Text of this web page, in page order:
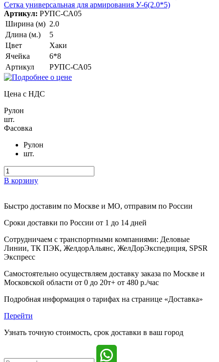
Сетка универсальная для армирования У-6(2.0*5)
Артикул: РУПС-СА05
Ширина (м) 2.0
Длина (м.)
5
Цвет
Хаки
Ячейка
6*8
Артикул
РУПС-СА05
Цена с НДС
Рулон
шт.
Фасовка
Рулон
шт.
В корзину
Быстро доставим по Москве и МО, отправим по России
Сроки доставки по России от 1 до 14 дней
Сотрудничаем с транспортными компаниями: Деловые
Линии, ТК ПЭК, ЖелдорАльянс, ЖелДорЭкспедиция, SPSR
Экспресс
Самостоятельно осуществляем доставку заказа по Москве и
Московской области от 0 до 20т+ от 480 р./час
Подробная информация о тарифах на странице «Доставка»
Перейти
Узнать точную стоимость, срок доставки в ваш город